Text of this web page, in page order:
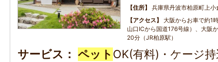
住所
兵庫県丹波市柏原町上小
アクセス
大阪からお車で約1
山口ICから国道176号線）、大阪
20分（JR柏原駅）
サービス ペット OK(有料)・ケージ